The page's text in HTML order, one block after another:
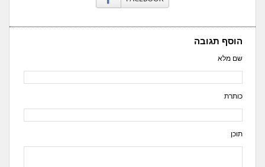
הוסף תגובה
שם מלא
כותרת
תוכן